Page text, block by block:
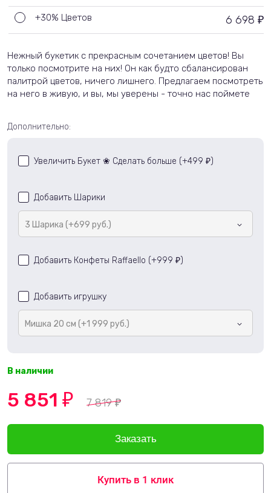
+30% Цветов 6 698 ₽
Нежный букетик с прекрасным сочетанием цветов! Вы
только посмотрите на них! Он как будто сбалансирован
палитрой цветов, ничего лишнего. Предлагаем посмотреть
на него в живую, и вы, мы уверены - точно нас поймете
Дополнительно:
Увеличить Букет ❀ Сделать больше (+499 ₽ )
Добавить Шарики
3 Шарика (+699 руб.)
Добавить Конфеты Raffaello (+999 ₽ )
Добавить игрушку
Мишка 20 см (+1 999 руб.)
В наличии
5 851 ₽ 7 819₽
Купить в 1 клик